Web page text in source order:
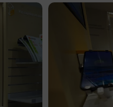
En savoir plus